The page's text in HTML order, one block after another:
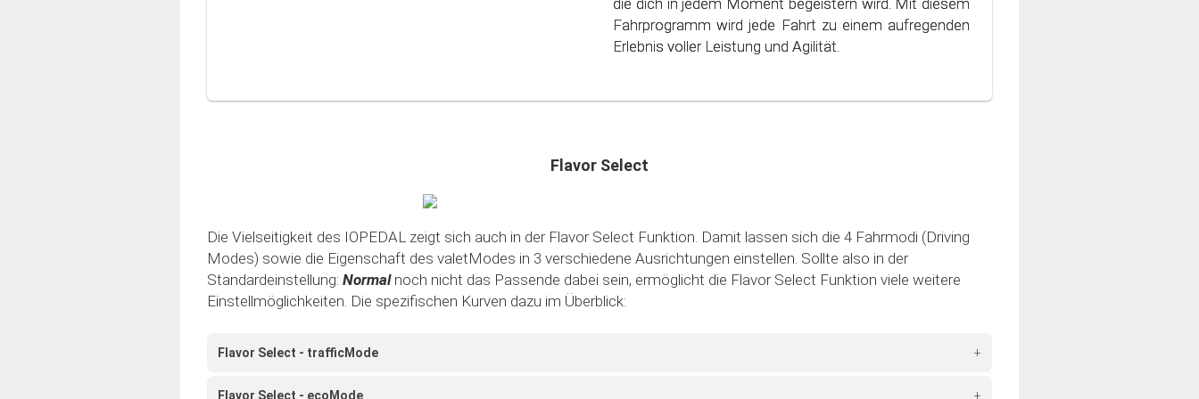
schonen. Steig ein in die Welt des bewussten und
sparsamen Fahrens!
Fahrprogramm wird jede Fahrt zu einem aufregenden
Erlebnis voller Leistung und Agilität.
Flavor Select
Die Vielseitigkeit des IOPEDAL zeigt sich auch in der Flavor Select Funktion. Damit lassen sich die 4 Fahrmodi (Driving
Modes) sowie die Eigenschaft des valetModes in 3 verschiedene Ausrichtungen einstellen. Sollte also in der
Standardeinstellung: Normal noch nicht das Passende dabei sein, ermöglicht die Flavor Select Funktion viele weitere
Einstellmöglichkeiten. Die spezifischen Kurven dazu im Überblick:
Flavor Select - trafficMode +
Flavor Select - ecoMode +